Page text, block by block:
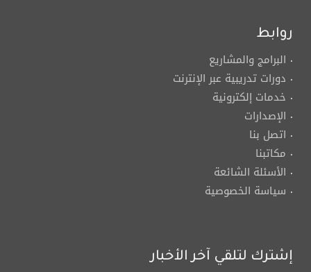
روابط
البرامج والمشاريع
دورات تدريبية عبر الإنترنت
خدمات إلكترونية
الإصدارات
اتصل بنا
مكاتبنا
الأسئلة الشائعة
سياسة الخصوصية
إشترك لتلقي آخر الأخبار